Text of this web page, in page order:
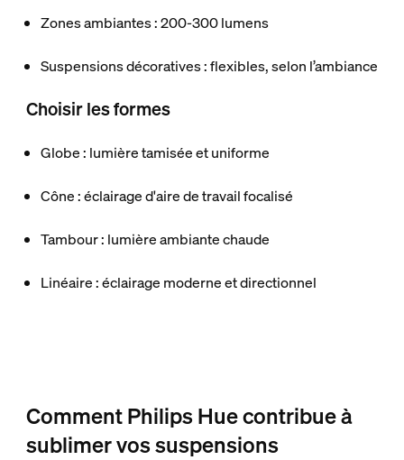
Zones ambiantes : 200-300 lumens
Suspensions décoratives : flexibles, selon l’ambiance
Choisir les formes
Globe : lumière tamisée et uniforme
Cône : éclairage d'aire de travail focalisé
Tambour : lumière ambiante chaude
Linéaire : éclairage moderne et directionnel
Comment Philips Hue contribue à
sublimer vos suspensions